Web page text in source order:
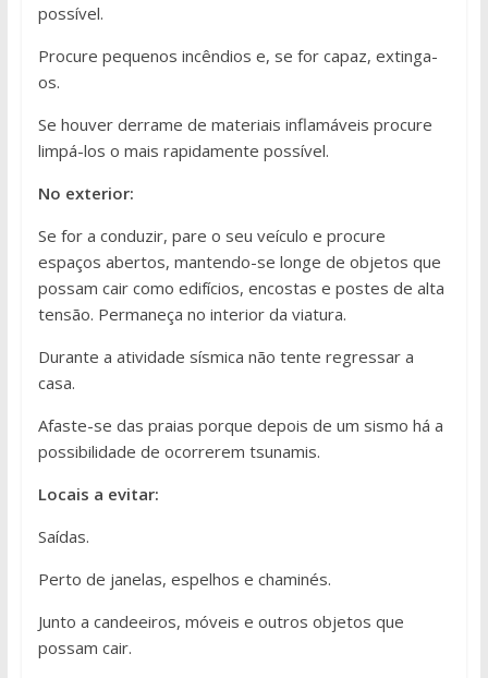
possível.
Procure pequenos incêndios e, se for capaz, extinga-
os.
Se houver derrame de materiais inflamáveis procure
limpá-los o mais rapidamente possível.
No exterior:
Se for a conduzir, pare o seu veículo e procure
espaços abertos, mantendo-se longe de objetos que
possam cair como edifícios, encostas e postes de alta
tensão. Permaneça no interior da viatura.
Durante a atividade sísmica não tente regressar a
casa.
Afaste-se das praias porque depois de um sismo há a
possibilidade de ocorrerem tsunamis.
Locais a evitar:
Saídas.
Perto de janelas, espelhos e chaminés.
Junto a candeeiros, móveis e outros objetos que
possam cair.